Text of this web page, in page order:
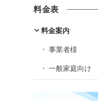
料金表
料金案内
事業者様
一般家庭向け